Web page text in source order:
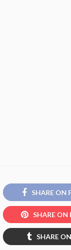
SHARE ON
SHARE ON
SHARE